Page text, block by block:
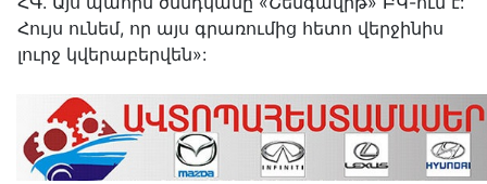
Հույս ունեմ, որ այս գրառումից հետո վերջինիս
լուրջ կվերաբերվեն»: